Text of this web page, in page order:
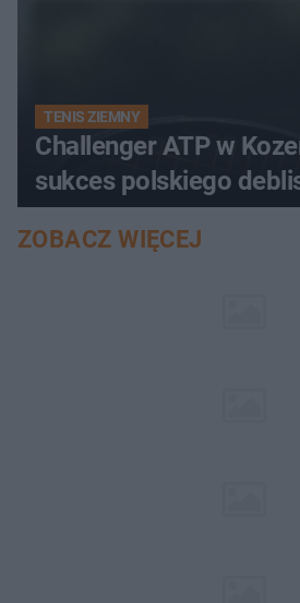
TENIS ZIEMNY
Challenger ATP w
sukces polskiego
ZOBACZ WIĘCEJ